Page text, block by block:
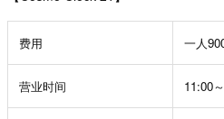
费用 一人
营业时间 11:00